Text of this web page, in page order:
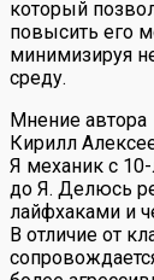
который
повысить его
минимизируя
среду.
Мнение автора
Кирилл
Я механик с
до Я. Делюсь
лайфхаками и
В отличие от